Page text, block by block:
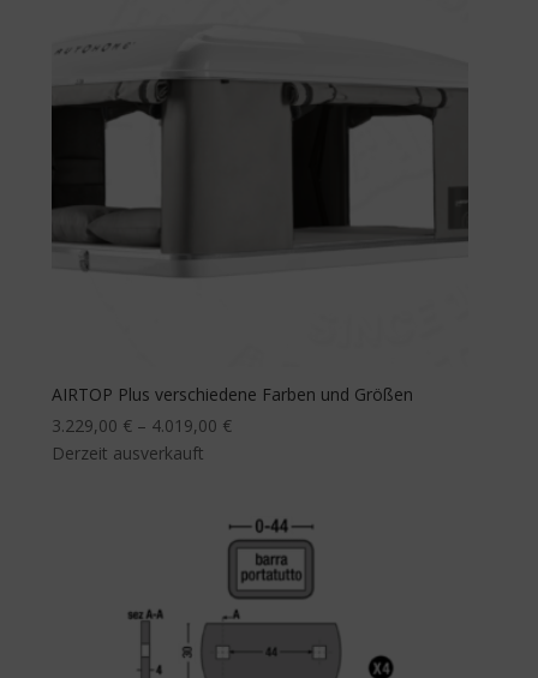
AIRTOP Plus verschiedene Farben und Größen
3.229,00 € – 4.019,00 €
Derzeit ausverkauft